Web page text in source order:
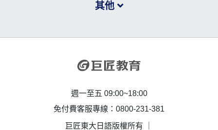
其他
週一至五 09:00~18:00
免付費客服專線：0800-231-381
巨匠東大日語版權所有 ｜